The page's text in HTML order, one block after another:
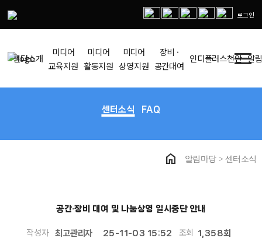
로그인
센터소개
미디어
교육지원
미디어
활동지원
미디어
상영지원
장비 ·
공간대여
인디플러스천안 알
menu
센터소식 FAQ
home 알림마당 > 센터소식
공간·장비 대여 및 나눔상영 일시중단 안내
작성자 최고관리자 25-11-03 15:52 조회 1,358회